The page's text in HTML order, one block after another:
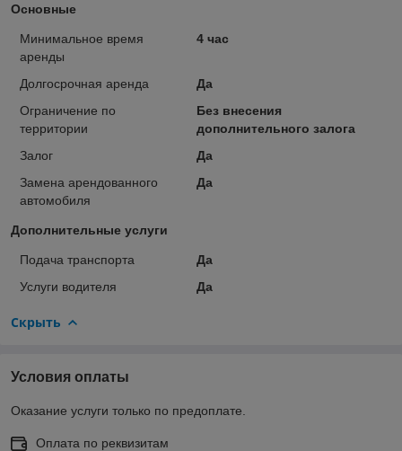
Основные
Минимальное время
аренды
4 час
Долгосрочная аренда
Да
Ограничение по
территории
Без внесения
дополнительного залога
Залог
Да
Замена арендованного
автомобиля
Да
Дополнительные услуги
Подача транспорта
Да
Услуги водителя
Да
Скрыть
Условия оплаты
Оказание услуги только по предоплате.
Оплата по реквизитам